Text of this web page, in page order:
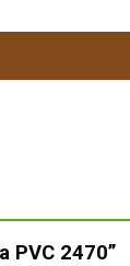
PVC 2470”